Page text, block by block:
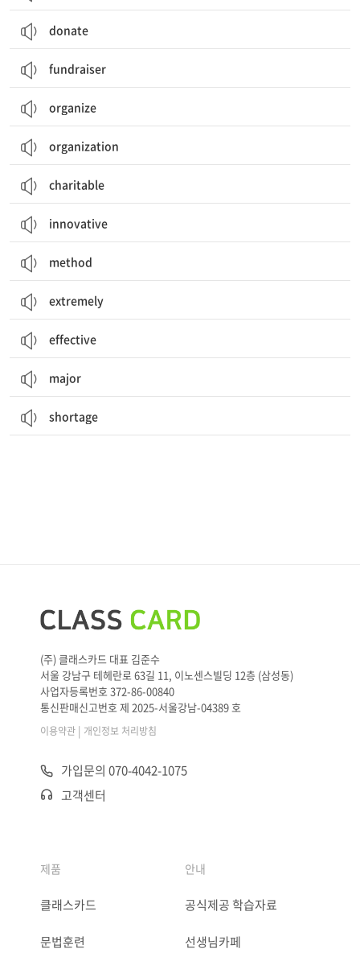
donate
fundraiser
organize
organization
charitable
innovative
method
extremely
effective
major
shortage
(주) 클래스카드 대표 김준수
서울 강남구 테헤란로 63길 11, 이노센스빌딩 12층 (삼성동)
사업자등록번호 372-86-00840
통신판매신고번호 제 2025-서울강남-04389 호
이용약관 | 개인정보 처리방침
가입문의 070-4042-1075
고객센터
제품
클래스카드
문법훈련
안내
공식제공 학습자료
선생님카페